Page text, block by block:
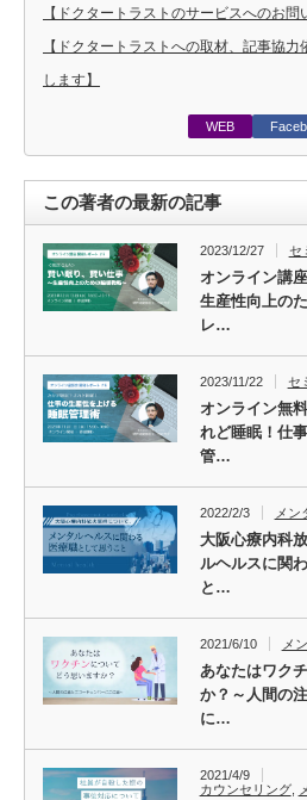
【ドクタートラストのサービスへのお問
【ドクタートラストへの取材、記事協
します】
WEB
この著者の最新の記事
2023/12/27 セ
オンライン講
生産性向上の
レ…
2023/11/22 セ
オンライン無
れど睡眠！仕
管…
2022/2/3 メン
大阪心療内科
ルヘルスに関
と…
2021/6/10 メ
あなたはワク
か？～人間の
に…
2021/4/9
カウンセリング,